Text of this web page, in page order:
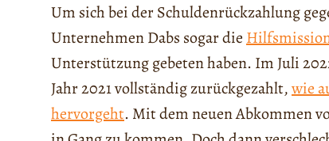
Um sich bei der Schuldenrückzahlung
Unternehmen Dabs sogar die
Unterstützung gebeten haben. Im Juli
Jahr 2021 vollständig zurückgezahlt,wie
hervorgeht. Mit dem neuen Abkommen